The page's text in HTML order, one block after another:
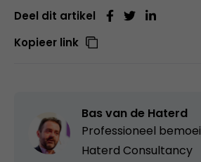
Deel dit artikel
Kopieer link
Bas van de Haterd
Professioneel
Haterd Consultancy